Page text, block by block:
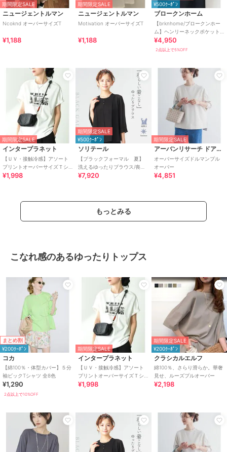
期間限定SALE
ニュージェントルマン
Ncoknd オーバーサイズT
¥1,188
期間限定SALE
ニュージェントルマン
Motivation オーバーサイズT
¥1,188
¥500ｸｰﾎﾟﾝ
ブロークンホーム
【brknhome/ブロークンホー
ム】ヘンリーネックポケット
付Tシャツ オーバーサイズ
¥4,950
2点以上で5%OFF
期間限定SALE
インタープラネット
【ＵＶ・接触冷感】アソート
プリントオーバーサイズＴシ
ャツ
¥1,998
期間限定SALE
¥500ｸｰﾎﾟﾝ
ソリテール
【ブラックフォーマル 夏】
洗えるゆったりブラウス/喪服/
礼服/レディース/法事/卒業式
¥7,920
期間限定SALE
アーバンリサーチ ドアーズ
オーバーサイズドルマンプル
オーバー
¥4,851
もっとみる
こなれ感のあるゆったりトップス
まとめ割
¥200ｸｰﾎﾟﾝ
コカ
【綿100％・体型カバー】５分
袖ビックTシャツ 全8色
¥1,290
2点以上で10%OFF
期間限定SALE
インタープラネット
【ＵＶ・接触冷感】アソート
プリントオーバーサイズＴシ
ャツ
¥1,998
期間限定SALE
¥200ｸｰﾎﾟﾝ
クラシカルエルフ
綿100％、さらり滑らか。華奢
見せ、ルーズプルオーバー
¥2,198